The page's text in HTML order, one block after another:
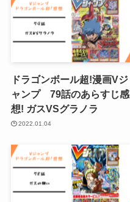
ドラゴンボール超!漫画Vジ
ャンプ 79話のあらすじ感
想! ガスVSグラノラ
2022.01.04